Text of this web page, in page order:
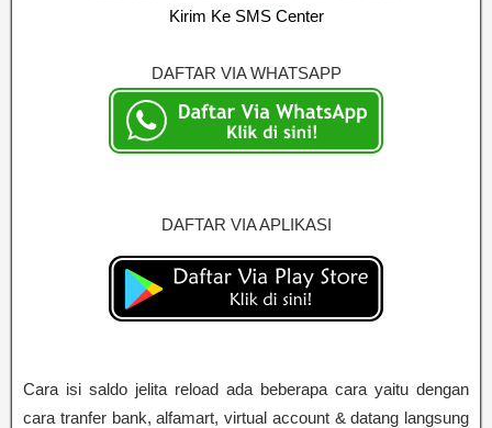
Kirim Ke SMS Center
DAFTAR VIA WHATSAPP
DAFTAR VIA APLIKASI
Cara isi saldo jelita reload ada beberapa cara yaitu dengan
cara tranfer bank, alfamart, virtual account & datang langsung